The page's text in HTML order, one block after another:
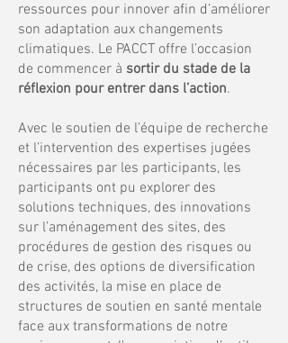
ressources pour innover afin d’améliorer
son adaptation aux changements
climatiques. Le PACCT offre l’occasion
de commencer à sortir du stade de la
réflexion pour entrer dans l’action.
Avec le soutien de l’équipe de recherche
et l’intervention des expertises jugées
nécessaires par les participants, les
participants ont pu explorer des
solutions techniques, des innovations
sur l’aménagement des sites, des
procédures de gestion des risques ou
de crise, des options de diversification
des activités, la mise en place de
structures de soutien en santé mentale
face aux transformations de notre